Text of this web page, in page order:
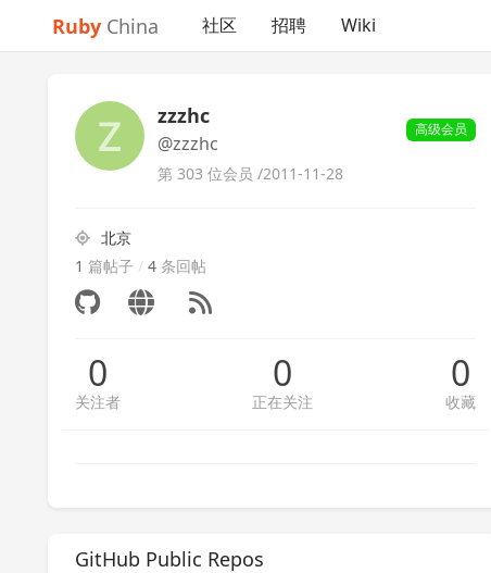
Ruby China 社区 招聘 Wiki
zzzhc
@zzzhc
高级会员
第 303 位会员 /2011-11-28
北京
1 篇帖子 / 4 条回帖
0
关注者
0
正在关注
0
收藏
GitHub Public Repos